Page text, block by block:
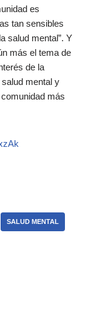
es
tan sensibles
salud mental”. Y
más el tema de
de la
mental y
más
SALUD MENTAL